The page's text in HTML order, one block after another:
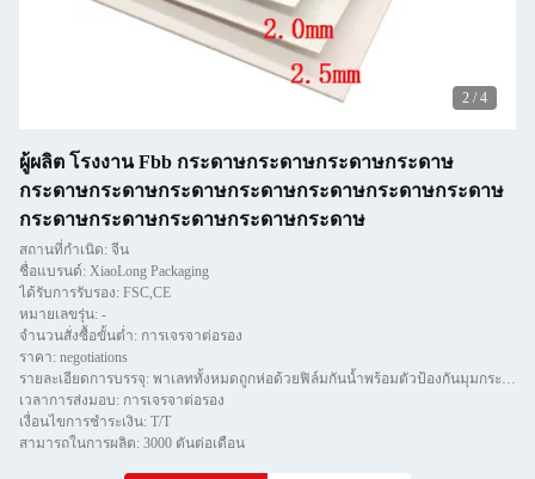
2 / 4
ผู้ผลิต โรงงาน Fbb กระดาษกระดาษกระดาษกระดาษ
กระดาษกระดาษกระดาษกระดาษกระดาษกระดาษกระดาษ
กระดาษกระดาษกระดาษกระดาษกระดาษ
สถานที่กำเนิด: จีน
ชื่อแบรนด์: XiaoLong Packaging
ได้รับการรับรอง: FSC,CE
หมายเลขรุ่น: -
จำนวนสั่งซื้อขั้นต่ำ: การเจรจาต่อรอง
ราคา: negotiations
รายละเอียดการบรรจุ: พาเลททั้งหมดถูกห่อด้วยฟิล์มกันน้ำพร้อมตัวป้องกันมุมกระดาษและยึดด้วยแถบทีสองชิ้น
เวลาการส่งมอบ: การเจรจาต่อรอง
เงื่อนไขการชำระเงิน: T/T
สามารถในการผลิต: 3000 ตันต่อเดือน